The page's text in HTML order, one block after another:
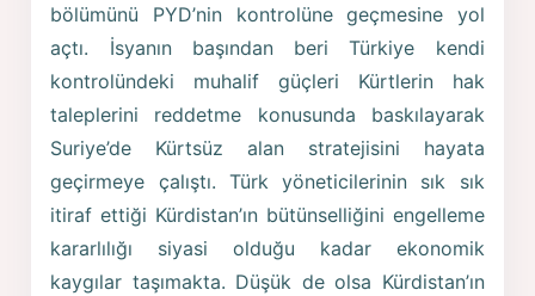
bölümünü PYD’nin kontrolüne geçmesine yol
açtı. İsyanın başından beri Türkiye kendi
kontrolündeki muhalif güçleri Kürtlerin hak
taleplerini reddetme konusunda baskılayarak
Suriye’de Kürtsüz alan stratejisini hayata
geçirmeye çalıştı. Türk yöneticilerinin sık sık
itiraf ettiği Kürdistan’ın bütünselliğini engelleme
kararlılığı siyasi olduğu kadar ekonomik
kaygılar taşımakta. Düşük de olsa Kürdistan’ın